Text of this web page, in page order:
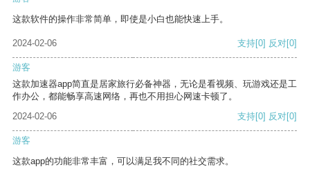
这款软件的操作非常简单，即使是小白也能快速上手。
2024-02-06 支持[0] 反对[0]
游客
这款加速器app简直是居家旅行必备神器，无论是看视频、玩游戏还是工
作办公，都能畅享高速网络，再也不用担心网速卡顿了。
2024-02-06
支持[0] 反对[0]
游客
这款app的功能非常丰富，可以满足我不同的社交需求。